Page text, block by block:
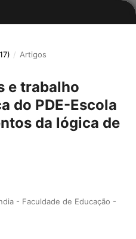
/ Artigos
e trabalho
do PDE-Escola
da lógica de
- Faculdade de Educação -